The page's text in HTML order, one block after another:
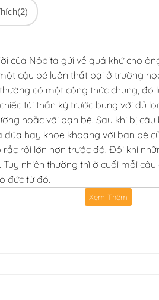
(2)
Nôbita gửi về quá khứ cho
cậu bé luôn thất bại ở trường
có một công thức chung,
túi thần kỳ trước bụng với đủ
hoặc với bạn bè. Sau khi bị
hay khoe khoang với bạn bè
rối lớn hơn trước đó. Đôi khi
nhiên thường thì ở cuối mỗi
đức từ đó.
Xem Thêm